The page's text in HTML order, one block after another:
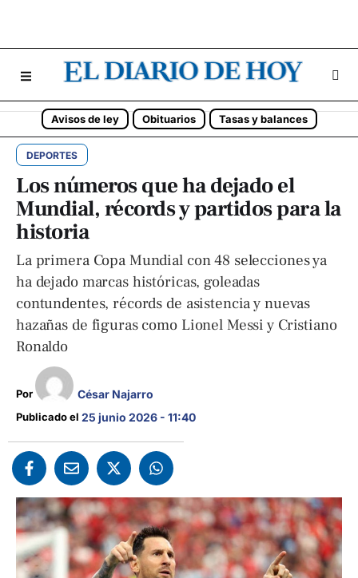
Avisos de ley Obituarios Tasas y balances
DEPORTES
Los números que ha dejado el
Mundial, récords y partidos para la
historia
La primera Copa Mundial con 48 selecciones ya
ha dejado marcas históricas, goleadas
contundentes, récords de asistencia y nuevas
hazañas de figuras como Lionel Messi y Cristiano
Ronaldo
Por César Najarro
Publicado el 25 junio 2026 - 11:40